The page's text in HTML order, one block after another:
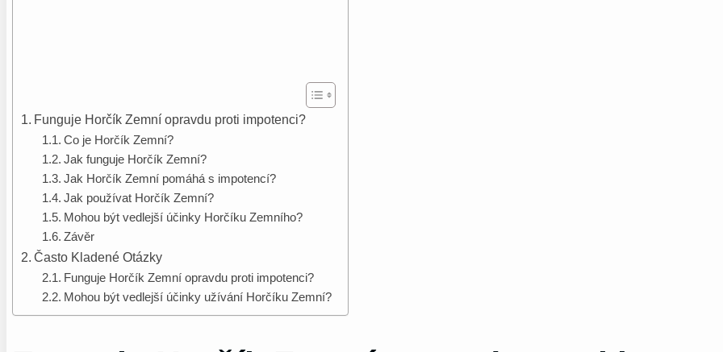
Funguje Horčík Zemní opravdu proti impotenci?
Co je Horčík Zemní?
Jak funguje Horčík Zemní?
Jak Horčík Zemní pomáhá s impotencí?
Jak používat Horčík Zemní?
Mohou být vedlejší účinky Horčíku Zemního?
Závěr
Často Kladené Otázky
Funguje Horčík Zemní opravdu proti impotenci?
Mohou být vedlejší účinky užívání Horčíku Zemní?